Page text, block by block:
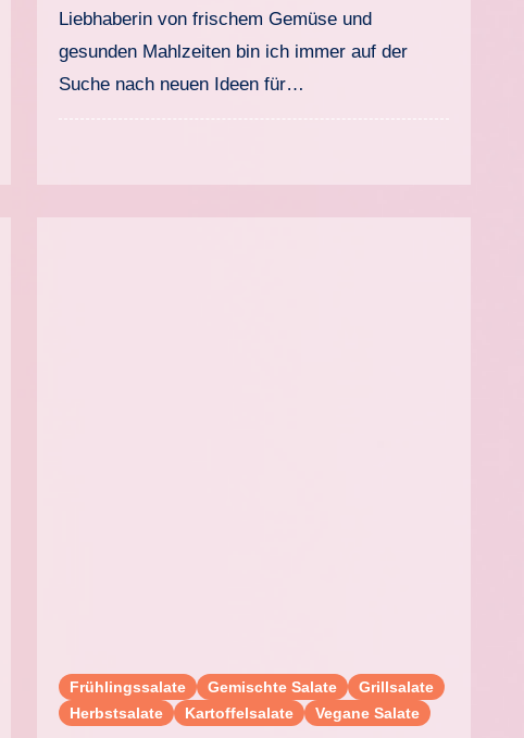
Liebhaberin von frischem Gemüse und
gesunden Mahlzeiten bin ich immer auf der
Suche nach neuen Ideen für…
Frühlingssalate Gemischte Salate
Grillsalate
Herbstsalate
Kartoffelsalate Vegane Salate